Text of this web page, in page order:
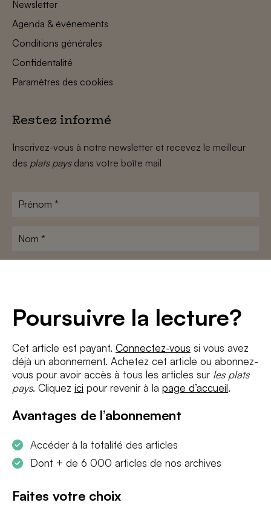
Poursuivre la lecture?
Cet article est payant. Connectez-vous si vous avez
déjà un abonnement. Achetez cet article ou abonnez-
vous pour avoir accès à tous les articles sur les plats
pays. Cliquez ici pour revenir à la page d’accueil.
Avantages de l’abonnement
Accéder à la totalité des articles
Dont + de 6 000 articles de nos archives
Faites votre choix
Newsletter
Agenda & événements
Conditions générales
Confidentalité
Paramètres des cookies
Restez informé
Inscrivez-vous à notre newsletter et recevez le meilleur
des plats paysdans votre boîte mail
Prénom
Nom
J'accepte les termes et conditions etla politique de confidentialité
S'INSCRIRE